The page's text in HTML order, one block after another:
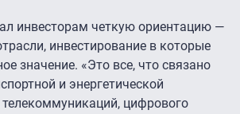
инвесторам четкую ориентацию —
инвестирование в которые
значение. «Это все, что связано
и энергетической
цифрового